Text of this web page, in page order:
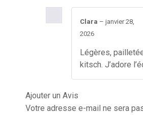
Clara – janvier 28,
2026
Légères,
kitsch. J’adore
Ajouter un Avis
Votre adresse e-mail ne sera